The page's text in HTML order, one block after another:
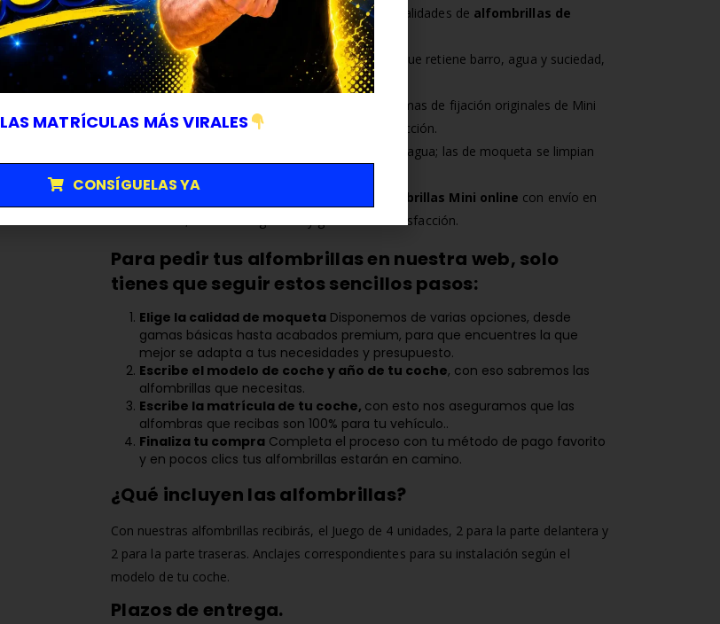
Materiales premium: elige entre todas las calidades de alfombrillas de
moqueta Mini.
Protección total
: borde perimetral elevado que retiene barro, agua y suciedad,
preservando la moqueta original de tu coche.
: compatibilidad con los sistemas de fijación originales de Mini
para evitar desplazamientos durante la conducción.
: las de goma se enjuagan con agua; las de moqueta se limpian
alfombrillas Mini online con envío en
24–48 h, devolución gratuita y garantía de satisfacción.
Para pedir tus alfombrillas en nuestra web, solo
tienes que seguir estos sencillos pasos:
Elige la calidad de moqueta Disponemos de varias opciones, desde
gamas básicas hasta acabados premium, para que encuentres la que
mejor se adapta a tus necesidades y presupuesto.
Escribe el modelo de coche y año de tu coche, con eso sabremos las
alfombrillas que necesitas.
Escribe la matrícula de tu coche, con esto nos aseguramos que las
alfombras que recibas son 100% para tu vehículo..
Finaliza tu compra Completa el proceso con tu método de pago favorito
y en pocos clics tus alfombrillas estarán en camino.
¿Qué incluyen las alfombrillas?
Con nuestras alfombrillas recibirás, el Juego de 4 unidades, 2 para la parte delantera y
2 para la parte traseras. Anclajes correspondientes para su instalación según el
modelo de tu coche.
Plazos de entrega.
LAS MATRÍCULAS MÁS VIRALES
CONSÍGUELAS YA